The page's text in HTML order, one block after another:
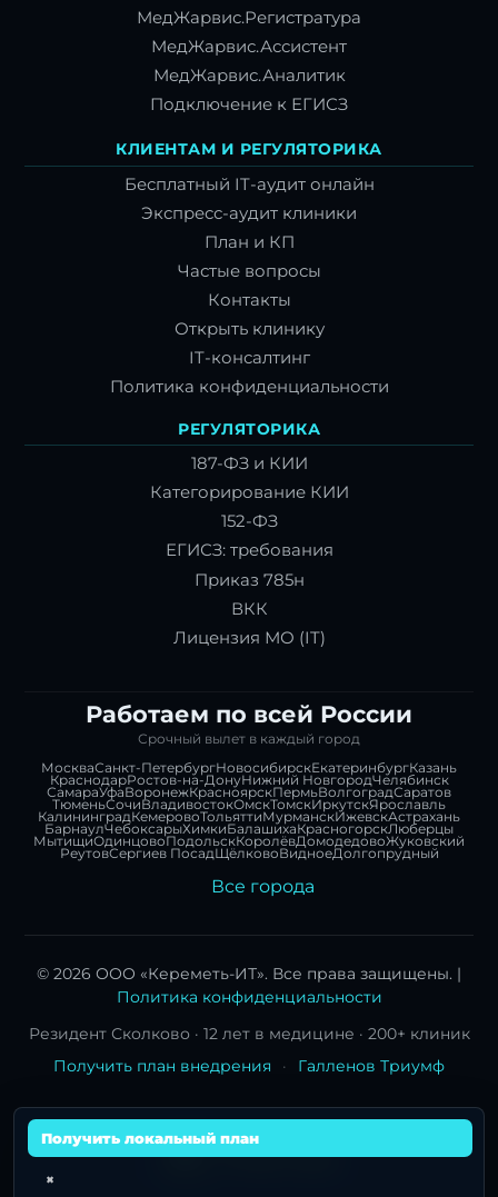
МедЖарвис.Регистратура
МедЖарвис.Ассистент
МедЖарвис.Аналитик
Подключение к ЕГИСЗ
КЛИЕНТАМ И РЕГУЛЯТОРИКА
Бесплатный IT-аудит онлайн
Экспресс-аудит клиники
План и КП
Частые вопросы
Контакты
Открыть клинику
IT-консалтинг
Политика конфиденциальности
РЕГУЛЯТОРИКА
187-ФЗ и КИИ
Категорирование КИИ
152-ФЗ
ЕГИСЗ: требования
Приказ 785н
ВКК
Лицензия МО (IT)
Работаем по всей России
Срочный вылет в каждый город
МоскваСанкт-ПетербургНовосибирскЕкатеринбургКазань
КраснодарРостов-на-ДонуНижний НовгородЧелябинск
СамараУфаВоронежКрасноярскПермьВолгоградСаратов
ТюменьСочиВладивостокОмскТомскИркутскЯрославль
КалининградКемеровоТольяттиМурманскИжевскАстрахань
БарнаулЧебоксарыХимкиБалашихаКрасногорскЛюберцы
МытищиОдинцовоПодольскКоролёвДомодедовоЖуковский
РеутовСергиев ПосадЩёлковоВидноеДолгопрудный
Все города
© 2026 ООО «Кереметь-ИТ». Все права защищены. |
Политика конфиденциальности
Резидент Сколково · 12 лет в медицине · 200+ клиник
Получить план внедрения
· Галленов Триумф
Получить локальный план
×